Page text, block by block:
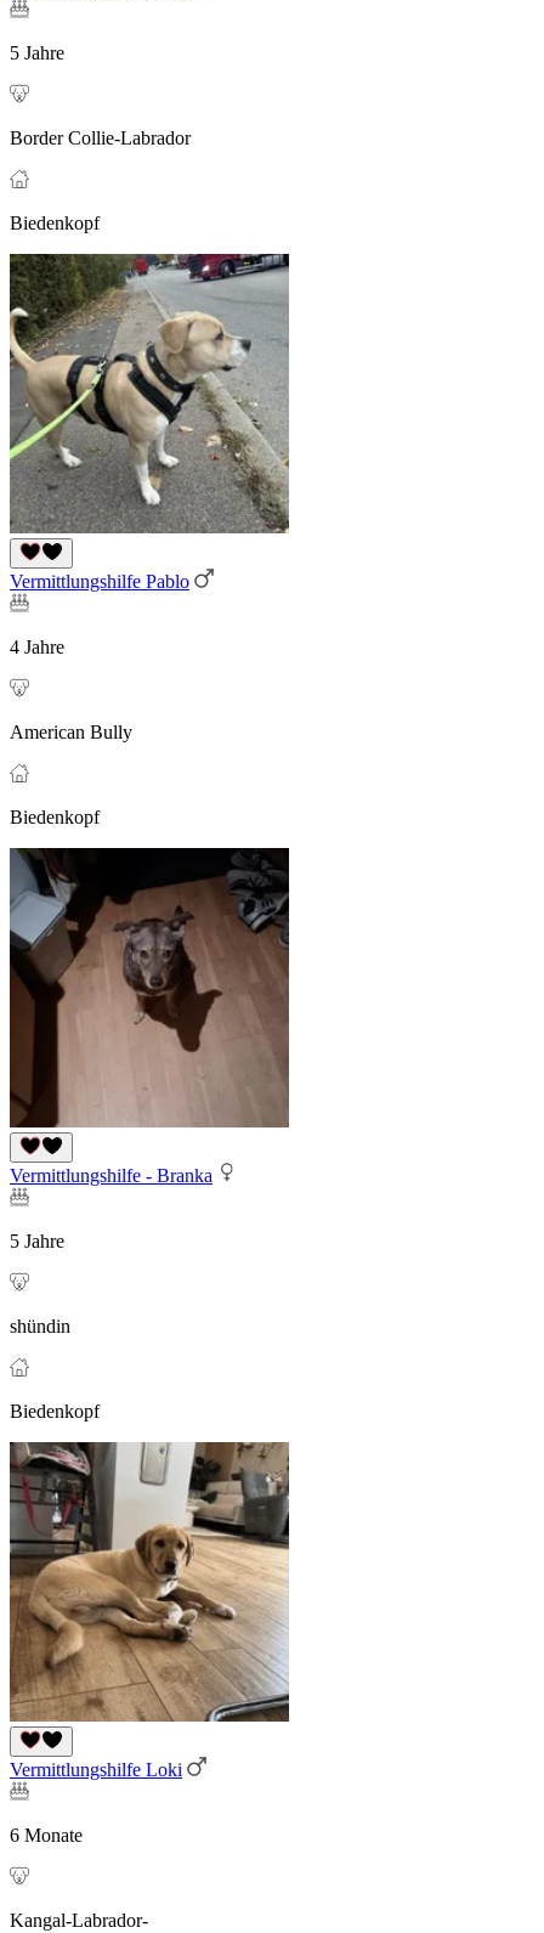
5 Jahre
Border Collie-Labrador
Biedenkopf
Vermittlungshilfe Pablo
4 Jahre
American Bully
Biedenkopf
Vermittlungshilfe - Branka
5 Jahre
shündin
Biedenkopf
Vermittlungshilfe Loki
6 Monate
Kangal-Labrador-